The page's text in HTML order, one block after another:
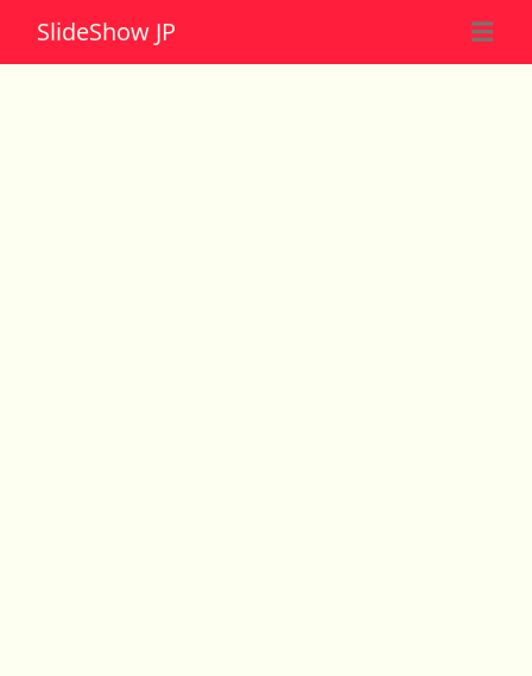
SlideShow JP ☰